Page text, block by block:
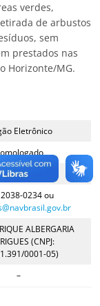
verdes,
de arbustos
sem
prestados nas
Horizonte/MG.
Eletrônico
às 09:00
0234 ou
ALBERGARIA
(CNPJ:
0001-05)
–